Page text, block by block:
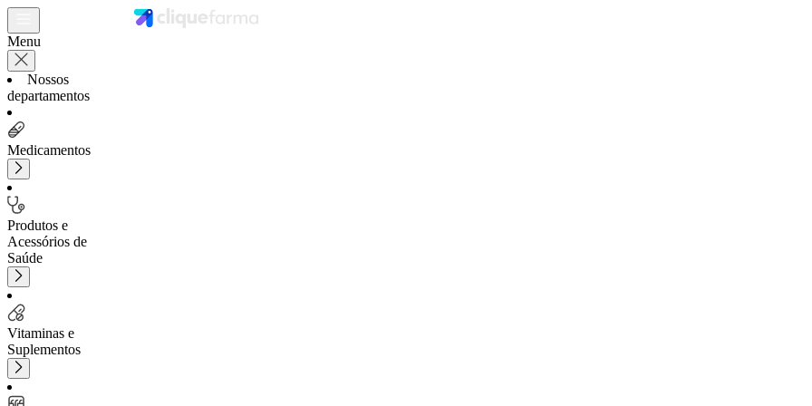
Menu
Nossos
departamentos
Medicamentos
Produtos e
Acessórios de
Saúde
Vitaminas e
Suplementos